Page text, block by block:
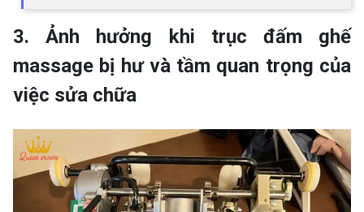
3. Ảnh hưởng khi trục đấm ghế
massage bị hư và tầm quan trọng của
việc sửa chữa